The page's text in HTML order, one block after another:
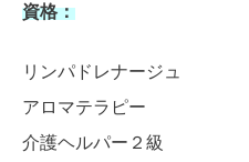
資格：
リンパドレナージュ
アロマテラピー
介護ヘルパー２級